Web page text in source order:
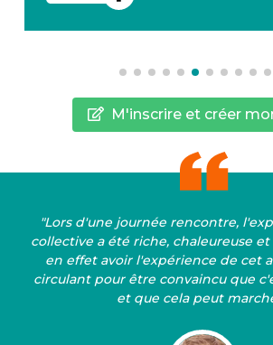
M'inscrire et créer
"Lors d'une journée rencontre,
collective a été riche, chaleureuse
en effet avoir l'expérience de cet
circulant pour être convaincu que
et que cela peut